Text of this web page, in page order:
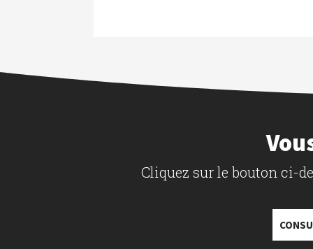
Cliquez sur le bouton ci-